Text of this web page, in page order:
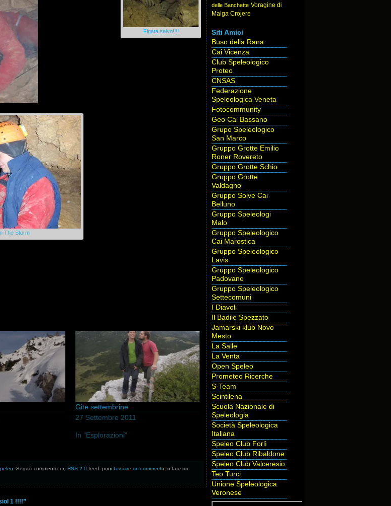
Figata salvo!!!!
The Storm
Gite settembrine
27 Settembre 2011
In "Esplorazioni"
. Segui i commenti con RSS 2.0 feed. puoi lasciare un commento, o fare un
1 !!!!”
delle Banchette Voragine di
Malga Crojere
Siti Amici
Buso della Rana
Cai Vicenza
Club Speleologico
Proteo
CNSAS
Federazione
Speleologica Veneta
Fotocommunity
Geo Cai Bassano
Grupo Speleologico
San Marco
Gruppo Grotte Emilio
Roner Rovereto
Gruppo Grotte Schio
Gruppo Grotte
Valdagno
Gruppo Solve Cai
Belluno
Gruppo Speleologi
Malo
Gruppo Speleologico
Cai Marostica
Gruppo Speleologico
Lavis
Gruppo Speleologico
Padovano
Gruppo Speleologico
Settecomuni
I Diavoli
Il Badile Spezzato
Jamarski klub Novo
Mesto
La Salle
La Venta
Open Speleo
Prometeo Ricerche
S-Team
Scintilena
Scuola Nazionale di
Speleologia
Società Speleologica
Italiana
Speleo Club Forlì
Speleo Club Ribaldone
Speleo Club Valceresio
Teo Turci
Unione Speleologica
Veronese